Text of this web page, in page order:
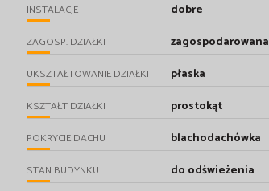
INSTALACJE dobre
ZAGOSP. DZIAŁKI zagospodarowana
UKSZTAŁTOWANIE DZIAŁKI płaska
KSZTAŁT DZIAŁKI prostokąt
POKRYCIE DACHU blachodachówka
STAN BUDYNKU do odświeżenia